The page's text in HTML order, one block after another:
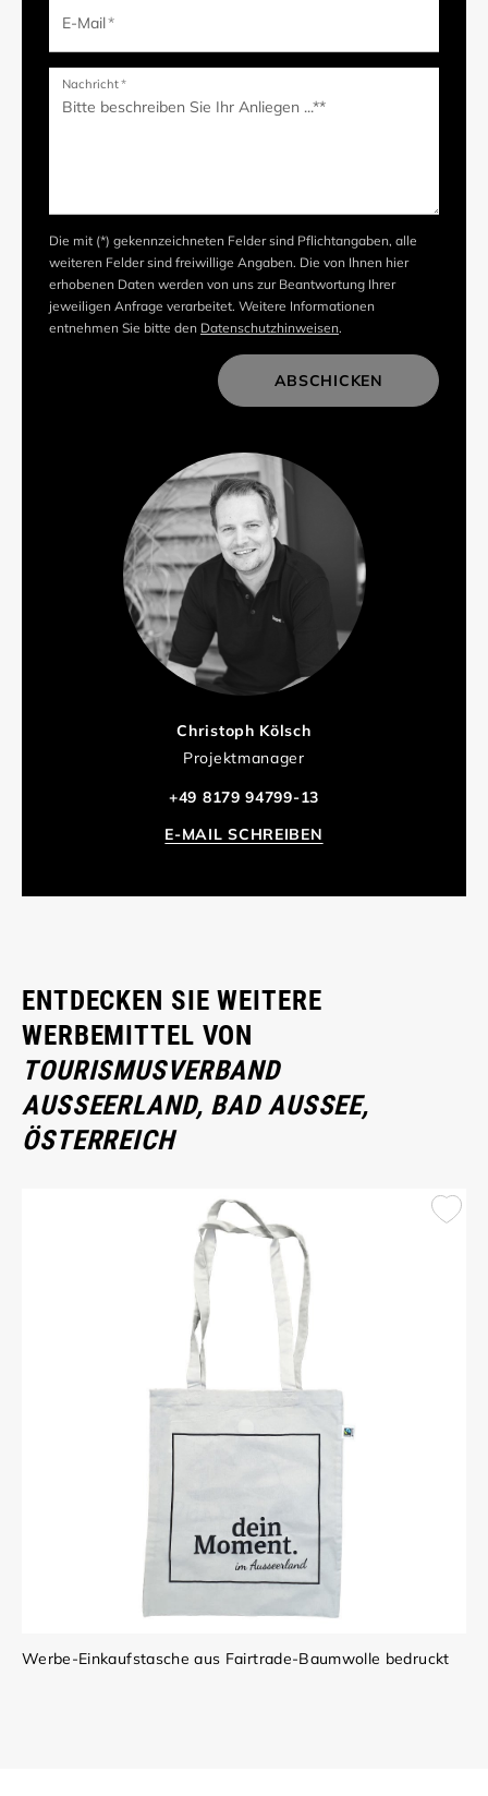
Christoph Kölsch
Projektmanager
+49 8179 94799-13
E-MAIL SCHREIBEN
E-Mail*
Nachricht*
Die mit (*) gekennzeichneten Felder sind Pflichtangaben, alle
weiteren Felder sind freiwillige Angaben. Die von Ihnen hier
erhobenen Daten werden von uns zur Beantwortung Ihrer
jeweiligen Anfrage verarbeitet. Weitere Informationen
entnehmen Sie bitte den Datenschutzhinweisen.
ABSCHICKEN
ENTDECKEN SIE WEITERE
WERBEMITTEL VON
TOURISMUSVERBAND
AUSSEERLAND, BAD AUSSEE,
ÖSTERREICH
Werbe-Einkaufstasche aus Fairtrade-Baumwolle bedruckt